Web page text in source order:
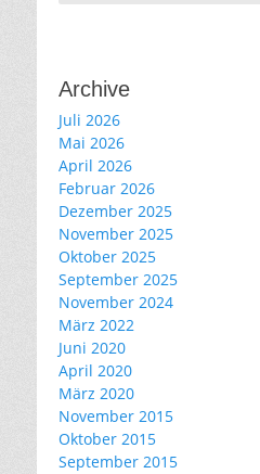
Archive
Juli 2026
Mai 2026
April 2026
Februar 2026
Dezember 2025
November 2025
Oktober 2025
September 2025
November 2024
März 2022
Juni 2020
April 2020
März 2020
November 2015
Oktober 2015
September 2015